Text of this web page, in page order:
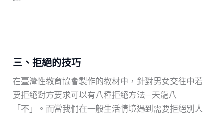
三、拒絕的技巧
在臺灣性教育協會製作的教材中，針對男女交往中若
要拒絕對方要求可以有八種拒絕方法—天龍八
「不」。而當我們在一般生活情境遇到需要拒絕別人